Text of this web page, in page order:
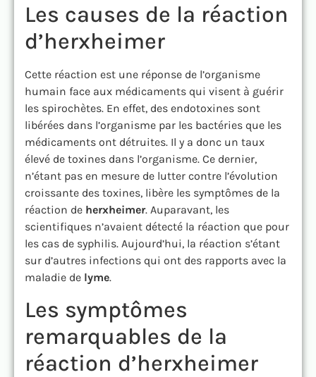
Les causes de la réaction
d’herxheimer
Cette réaction est une réponse de l’organisme
humain face aux médicaments qui visent à guérir
les spirochètes. En effet, des endotoxines sont
libérées dans l’organisme par les bactéries que les
médicaments ont détruites. Il y a donc un taux
élevé de toxines dans l’organisme. Ce dernier,
n’étant pas en mesure de lutter contre l’évolution
croissante des toxines, libère les symptômes de la
réaction de herxheimer. Auparavant, les
scientifiques n’avaient détecté la réaction que pour
les cas de syphilis. Aujourd’hui, la réaction s’étant
sur d’autres infections qui ont des rapports avec la
maladie de lyme.
Les symptômes
remarquables de la
réaction d’herxheimer